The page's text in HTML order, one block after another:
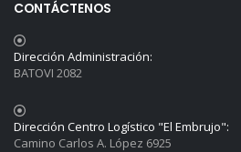
CONTÁCTENOS
Dirección Administración:
BATOVI 2082
Dirección Centro Logístico "El Embrujo":
Camino Carlos A. López 6925